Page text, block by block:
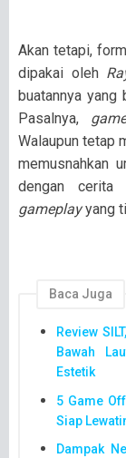
Akan tetapi,
dipakai oleh
buatannya yang
Pasalnya,
Walaupun tetap
memusnahkan
dengan cerita
gameplayyang
Baca Juga
Review
Bawah
Estetik
5 Game
Siap
Dampak